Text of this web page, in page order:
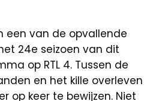
een van de opvallende
24e seizoen van dit
op RTL 4. Tussen de
en het kille overleven
op keer te bewijzen. Niet